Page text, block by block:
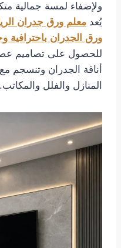
ولإضفاء لمسة جمالية
يُعد معلم ورق جدران
ورق الجدران باحترافية
للحصول على تصاميم
أناقة الجدران وتنسجم
المنازل والفلل والمكاتب.